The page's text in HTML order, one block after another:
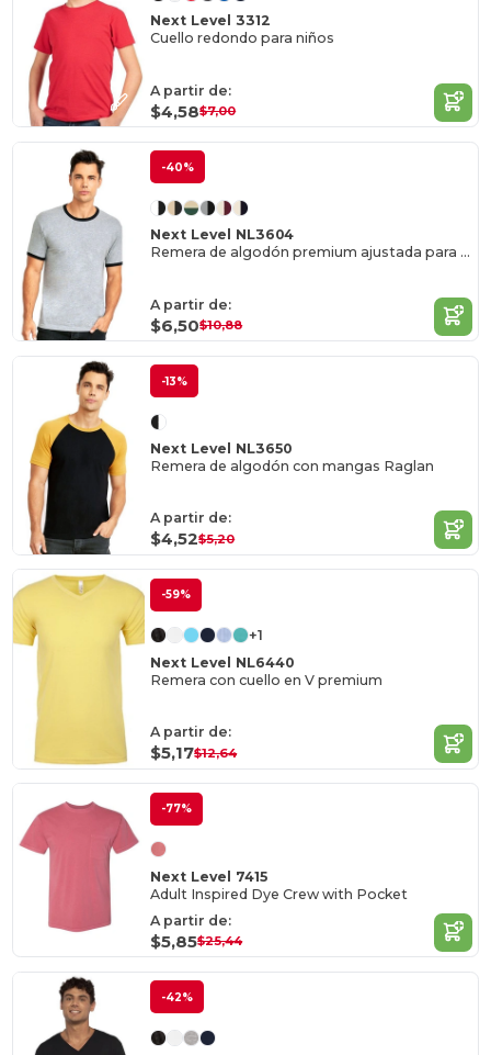
Next Level 3312
Cuello redondo para niños
A partir de:
$4,58$7,00
-40%
Next Level NL3604
Remera de algodón premium ajustada para hombres
A partir de:
$6,50$10,88
-13%
Next Level NL3650
Remera de algodón con mangas Raglan
A partir de:
$4,52$5,20
-59%
+1
Next Level NL6440
Remera con cuello en V premium
A partir de:
$5,17$12,64
-77%
Next Level 7415
Adult Inspired Dye Crew with Pocket
A partir de:
$5,85$25,44
-42%